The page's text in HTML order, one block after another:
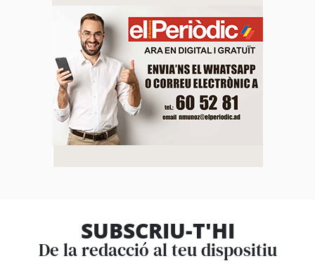
SUBSCRIU-T'HI
De la redacció al teu dispositiu